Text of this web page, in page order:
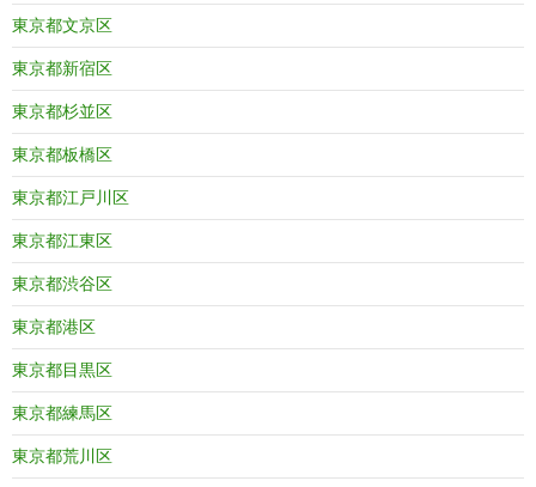
東京都文京区
東京都新宿区
東京都杉並区
東京都板橋区
東京都江戸川区
東京都江東区
東京都渋谷区
東京都港区
東京都目黒区
東京都練馬区
東京都荒川区